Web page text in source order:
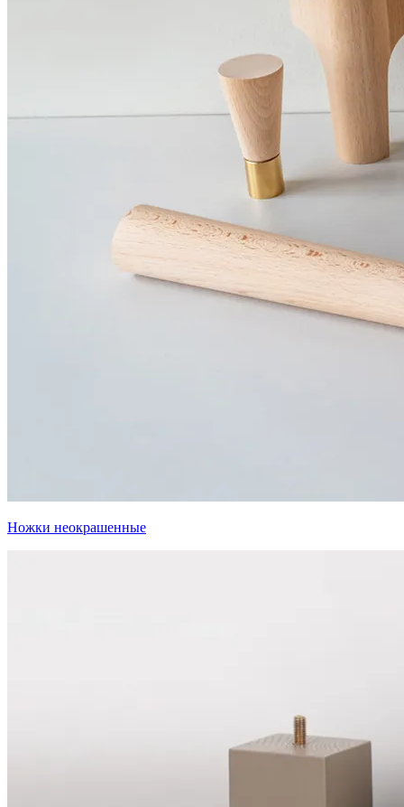
Ножки неокрашенные